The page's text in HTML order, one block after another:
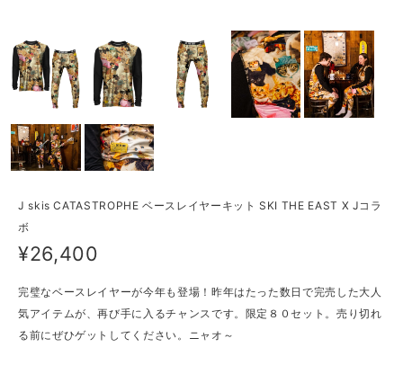
J skis CATASTROPHE ベースレイヤーキット SKI THE EAST X Jコラ
ボ
¥26,400
完璧なベースレイヤーが今年も登場！昨年はたった数日で完売した大人
気アイテムが、再び手に入るチャンスです。限定８０セット。売り切れ
る前にぜひゲットしてください。ニャオ～